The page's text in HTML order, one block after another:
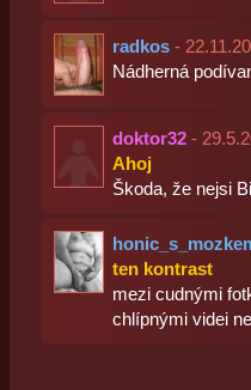
radkos-
Nádherná
doktor32-
Ahoj
Škoda, že nejsi Bi
ten kontrast
mezi cudnými
chlípnými videi